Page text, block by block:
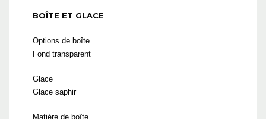
BOÎTE ET GLACE
Options de boîte
Fond transparent
Glace
Glace saphir
Matière de boîte